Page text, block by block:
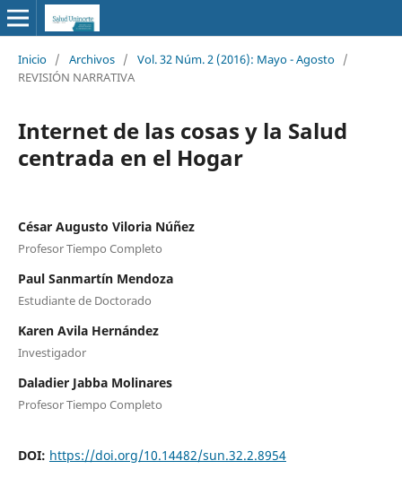
Inicio / Archivos / Vol. 32 Núm. 2 (2016): Mayo - Agosto /
REVISIÓN NARRATIVA
Internet de las cosas y la Salud
centrada en el Hogar
César Augusto Viloria Núñez
Profesor Tiempo Completo
Paul Sanmartín Mendoza
Estudiante de Doctorado
Karen Avila Hernández
Investigador
Daladier Jabba Molinares
Profesor Tiempo Completo
DOI: https://doi.org/10.14482/sun.32.2.8954